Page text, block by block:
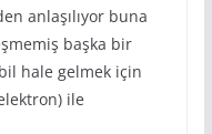
anlaşılıyor buna
başka bir
hale gelmek için
ile